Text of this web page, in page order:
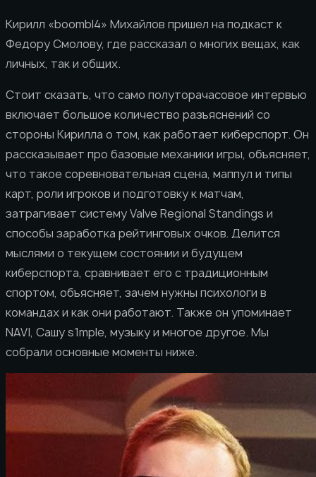
Кирилл «boombl4» Михайлов пришел на подкаст к
Федору Смолову, где рассказал о многих вещах, как
личных, так и общих.
Стоит сказать, что само полуторачасовое интервью
включает большое количество разъяснений со
стороны Кирилла о том, как работает киберспорт. Он
рассказывает про базовые механики игры, объясняет,
что такое соревновательная сцена, маппул и типы
карт, роли игроков и подготовку к матчам,
затрагивает систему Valve Regional Standings и
способы заработка рейтинговых очков. Делится
мыслями о текущем состоянии и будущем
киберспорта, сравнивает его с традиционным
спортом, объясняет, зачем нужны психологи в
командах и как они работают. Также он упоминает
NAVI, Сашу s1mple, музыку и многое другое. Мы
собрали основные моменты ниже.